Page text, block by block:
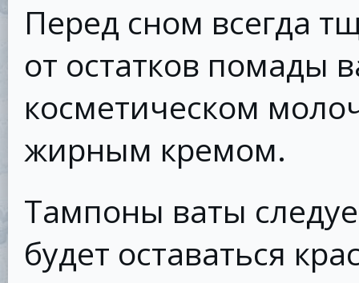
Перед сном всегда
от остатков помады
косметическом
жирным кремом.
Тампоны ваты
будет оставаться